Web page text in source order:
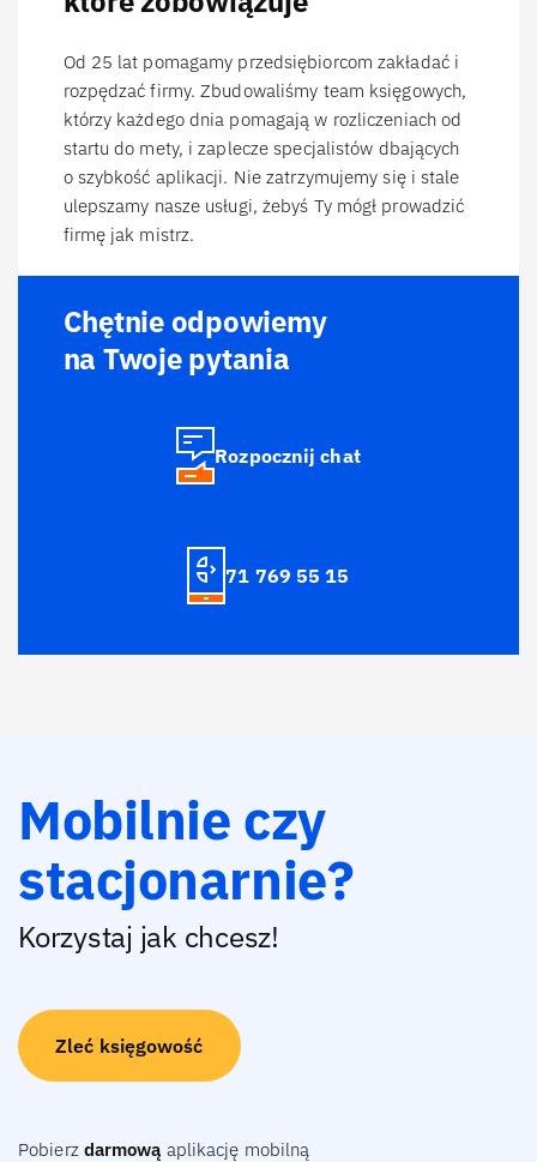
Od 25 lat pomagamy przedsiębiorcom zakładać i
rozpędzać firmy. Zbudowaliśmy team księgowych,
którzy każdego dnia pomagają w rozliczeniach od
startu do mety, i zaplecze specjalistów dbających
o szybkość aplikacji. Nie zatrzymujemy się i stale
ulepszamy nasze usługi, żebyś Ty mógł prowadzić
firmę jak mistrz.
Chętnie odpowiemy
na Twoje pytania
Rozpocznij chat
71 769 55 15
Mobilnie czy
stacjonarnie?
Korzystaj jak chcesz!
Zleć księgowość
Pobierz darmową aplikację mobilną